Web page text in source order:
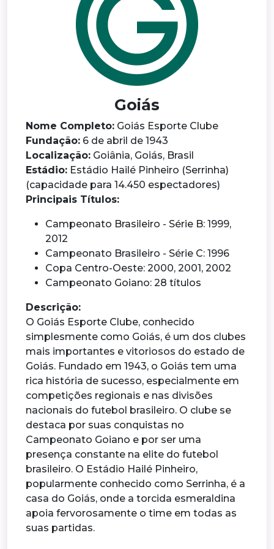
Goiás
Nome Completo: Goiás Esporte Clube
Fundação: 6 de abril de 1943
Localização: Goiânia, Goiás, Brasil
Estádio: Estádio Hailé Pinheiro (Serrinha)
(capacidade para 14.450 espectadores)
Principais Títulos:
Campeonato Brasileiro - Série B: 1999,
2012
Campeonato Brasileiro - Série C: 1996
Copa Centro-Oeste: 2000, 2001, 2002
Campeonato Goiano: 28 títulos
Descrição:
O Goiás Esporte Clube, conhecido
simplesmente como Goiás, é um dos clubes
mais importantes e vitoriosos do estado de
Goiás. Fundado em 1943, o Goiás tem uma
rica história de sucesso, especialmente em
competições regionais e nas divisões
nacionais do futebol brasileiro. O clube se
destaca por suas conquistas no
Campeonato Goiano e por ser uma
presença constante na elite do futebol
brasileiro. O Estádio Hailé Pinheiro,
popularmente conhecido como Serrinha, é a
casa do Goiás, onde a torcida esmeraldina
apoia fervorosamente o time em todas as
suas partidas.